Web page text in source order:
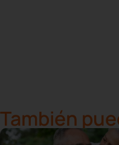
También